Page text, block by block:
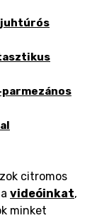
juhtúrós
citromos
videóinkat,
minket